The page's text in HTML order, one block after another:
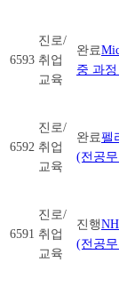
6593
진로/
취업
교육
완료
중 과
6592
진로/
취업
교육
완료펠
(전공
6591
진로/
취업
교육
진행
(전공